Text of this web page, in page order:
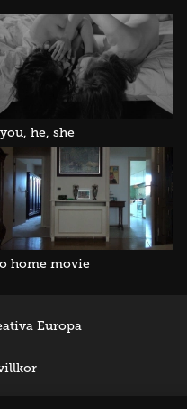
he, she
home movie
Europa